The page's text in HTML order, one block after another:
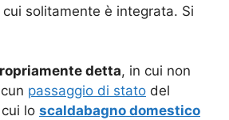
cui solitamente è integrata. Si
detta, in cui non
passaggio di stato del
lo scaldabagno domestico